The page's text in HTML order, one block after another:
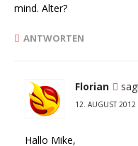
mind. Alter?
ANTWORTEN
Florian
12. AUGUST
Hallo Mike,